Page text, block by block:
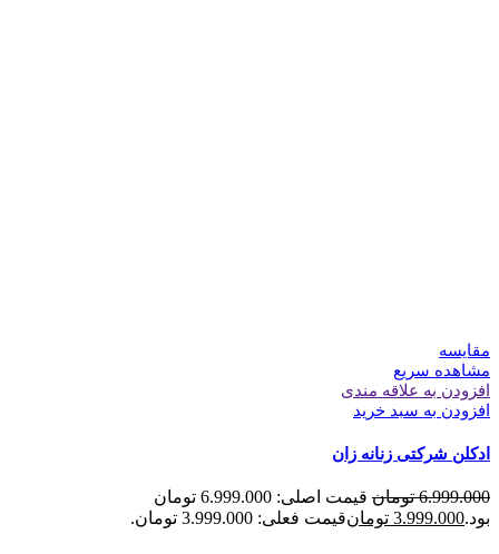
مقایسه
مشاهده سریع
افزودن به علاقه مندی
افزودن به سبد خرید
ادکلن شرکتی زنانه زان
6.999.000 تومان
قیمت اصلی: 6.999.000 تومان
بود.3.999.000 تومانقیمت فعلی: 3.999.000 تومان.